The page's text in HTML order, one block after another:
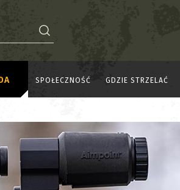
SPOŁECZNOŚĆ GDZIE STRZELAĆ